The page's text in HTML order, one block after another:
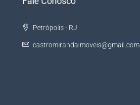
Petrópolis - RJ
castromirandaimoveis@gmail.com